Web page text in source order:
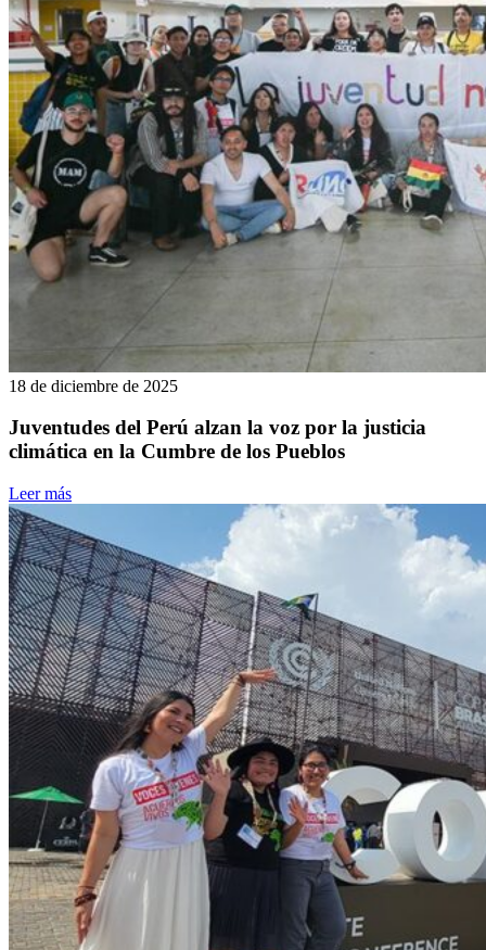
18 de diciembre de 2025
Juventudes del Perú alzan la voz por la justicia
climática en la Cumbre de los Pueblos
Leer más